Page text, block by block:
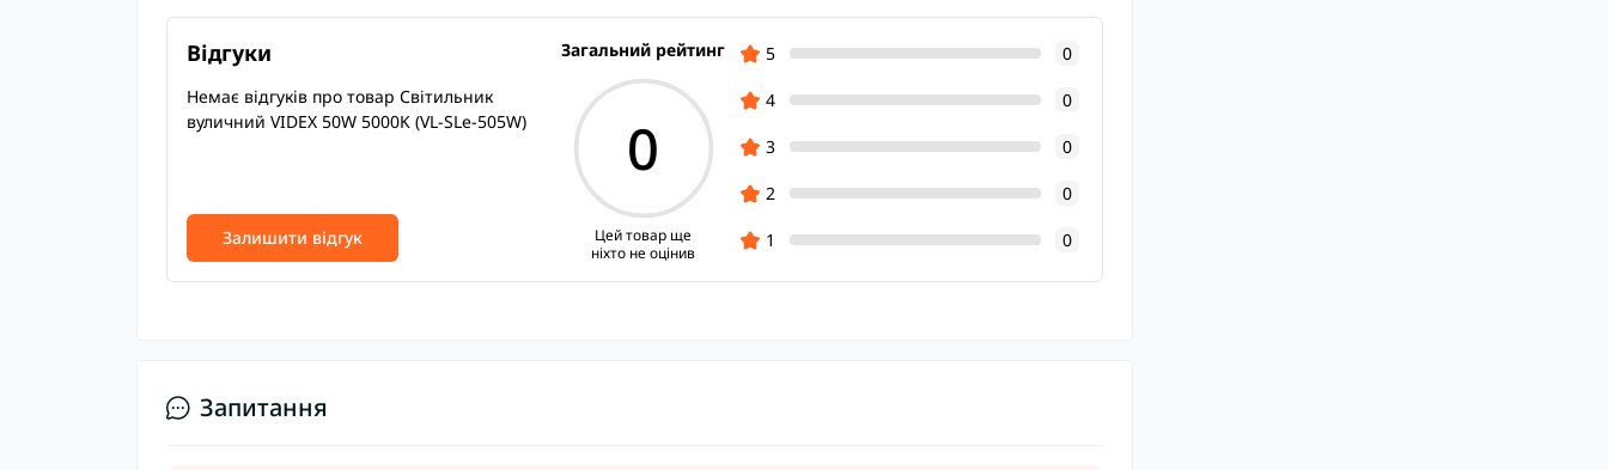
Відгуки
Немає відгуків про товар Світильник
вуличний VIDEX 50W 5000K (VL-SLe-505W)
Залишити відгук
Загальний рейтинг
0
Цей товар ще
ніхто не оцінив
5 0
4 0
3 0
2 0
1 0
Запитання